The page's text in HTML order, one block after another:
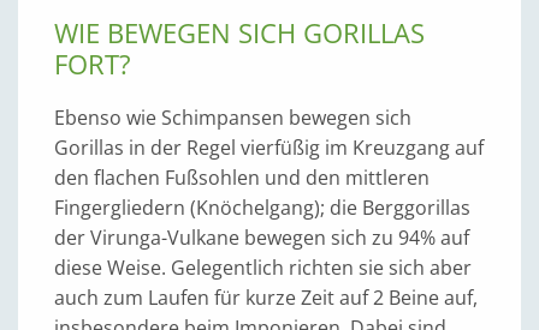
WIE BEWEGEN SICH GORILLAS
FORT?
Ebenso wie Schimpansen bewegen sich
Gorillas in der Regel vierfüßig im Kreuzgang auf
den flachen Fußsohlen und den mittleren
Fingergliedern (Knöchelgang); die Berggorillas
der Virunga-Vulkane bewegen sich zu 94% auf
diese Weise. Gelegentlich richten sie sich aber
auch zum Laufen für kurze Zeit auf 2 Beine auf,